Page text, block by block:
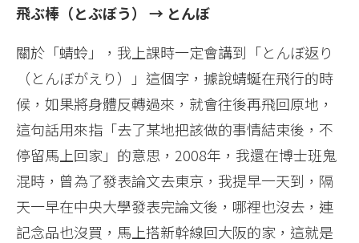
飛ぶ棒（とぶぼう） → とんぼ
關於「蜻蛉」，我上課時一定會講到「とんぼ返り
（とんぼがえり）」這個字，據說蜻蜒在飛行的時
候，如果將身體反轉過來，就會往後再飛回原地，
這句話用來指「去了某地把該做的事情結束後，不
停留馬上回家」的意思，2008年，我還在博士班鬼
混時，曾為了發表論文去東京，我提早一天到，隔
天一早在中央大學發表完論文後，哪裡也沒去，連
記念品也沒買，馬上搭新幹線回大阪的家，這就是